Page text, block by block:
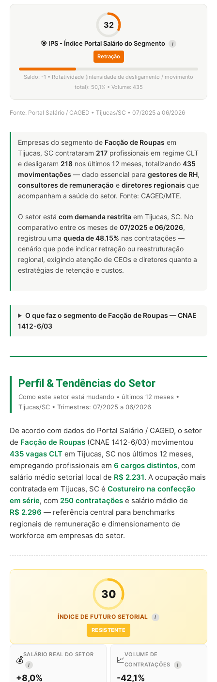
32
🎯 IPS - Índice Portal Salário do Segmento i
Retração
Saldo: -1 • Rotatividade (intensidade de desligamento / movimento
total): 50,1% • Volume: 435
Fonte: Portal Salário / CAGED • Tijucas/SC • 07/2025 a 06/2026
Empresas do segmento de Facção de Roupas em
Tijucas, SC contrataram 217 profissionais em regime CLT
e desligaram 218 nos últimos 12 meses, totalizando 435
movimentações — dado essencial para gestores de RH,
consultores de remuneração e diretores regionais que
acompanham a saúde do setor. Fonte: CAGED/MTE.
O setor está com demanda restrita em Tijucas, SC. No
comparativo entre os meses de 07/2025 e 06/2026,
registrou uma queda de 48.15% nas contratações —
cenário que pode indicar retração ou reestruturação
regional, exigindo atenção de CEOs e diretores quanto a
estratégias de retenção e custos.
O que faz o segmento de Facção de Roupas — CNAE
1412-6/03
Perfil & Tendências do Setor
Como este setor está mudando • últimos 12 meses •
Tijucas/SC • Trimestres: 07/2025 a 06/2026
De acordo com dados do Portal Salário / CAGED, o setor
de Facção de Roupas (CNAE 1412-6/03) movimentou
435 vagas CLT em Tijucas, SC nos últimos 12 meses,
empregando profissionais em 6 cargos distintos, com
salário médio setorial local de R$ 2.231. A ocupação mais
contratada em Tijucas, SC é Costureiro na confecção
em série, com 250 contratações e salário médio de
R$ 2.296 — referência central para benchmarks
regionais de remuneração e dimensionamento de
workforce em empresas do setor.
30
ÍNDICE DE FUTURO SETORIAL I
RESISTENTE
💰
SALÁRIO REAL DO SETOR
I
+8,0%
📈
VOLUME DE
CONTRATAÇÕES
I
-42,1%